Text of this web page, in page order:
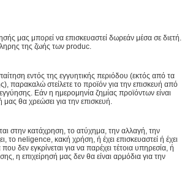
μας μπορεί να επισκευαστεί δωρεάν μέσα σε διετή.
της ζωής των produc.
εντός της εγγυητικής περιόδου (εκτός από τα
παρακαλώ στείλετε το προϊόν για την επισκευή από
Εάν η ημερομηνία ζημίας προϊόντων είναι
θα χρεώσει για την επισκευή.
στην κατάχρηση, το ατύχημα, την αλλαγή, την
το neligence, κακή χρήση, ή έχει επισκευαστεί ή έχει
δεν εγκρίνεται για να παρέχει τέτοια υπηρεσία, ή
η επιχείρησή μας δεν θα είναι αρμόδια για την